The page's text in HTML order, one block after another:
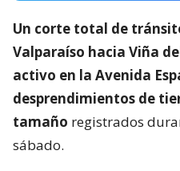
Un corte total de
Valparaíso hacia Viña
activo en la Avenida
desprendimientos de
tamaño registrados
sábado.